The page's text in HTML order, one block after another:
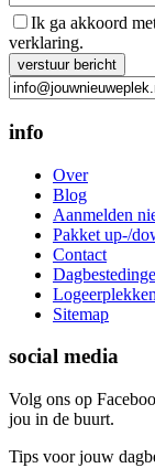
Ik ga akkoord
verklaring.
Gelieve dit veld leeg
info
Over
Blog
Aanmelden
Pakket up-/
Contact
Sitemap
social media
Volg ons op
jou in de buurt.
Tips voor jouw